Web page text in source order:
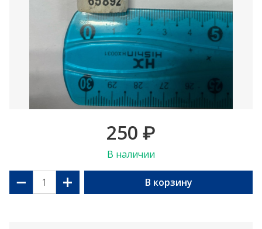
250 ₽
В наличии
− + В корзину